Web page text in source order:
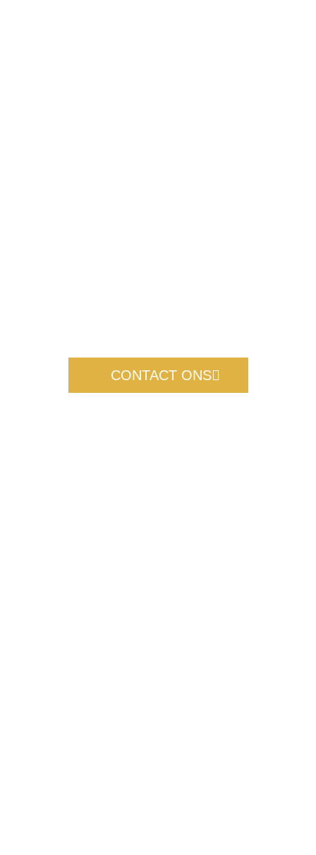
CONTACT ONS